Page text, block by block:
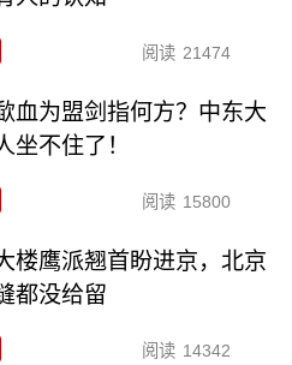
阅读 21474
血为盟剑指何方？中东大
坐不住了！
阅读 15800
楼鹰派翘首盼进京，北京
都没给留
阅读 14342